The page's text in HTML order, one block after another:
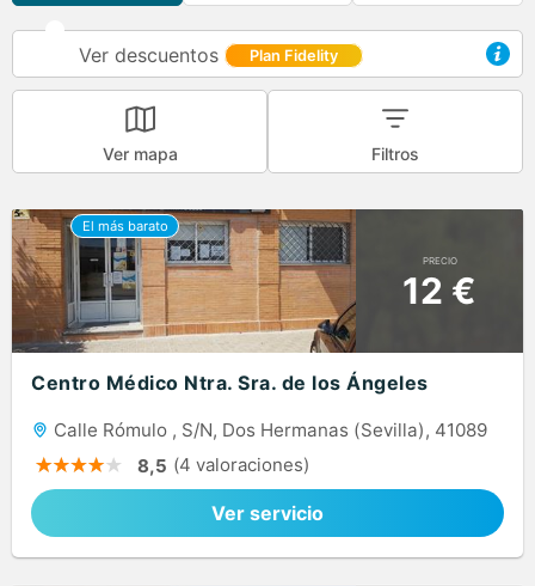
Ver descuentos Plan Fidelity
Ver mapa Filtros
PRECIO
12 €
Centro Médico Ntra. Sra. de los Ángeles
Calle Rómulo , S/N, Dos Hermanas (Sevilla), 41089
8,5 (4 valoraciones)
Ver servicio